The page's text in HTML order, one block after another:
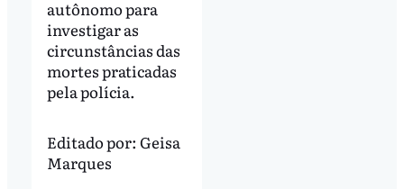
autônomo para
investigar as
circunstâncias das
mortes praticadas
pela polícia.
Editado por: Geisa
Marques